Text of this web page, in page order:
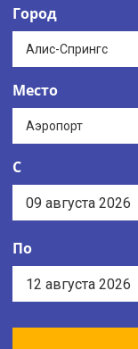
Город
Место
С
По